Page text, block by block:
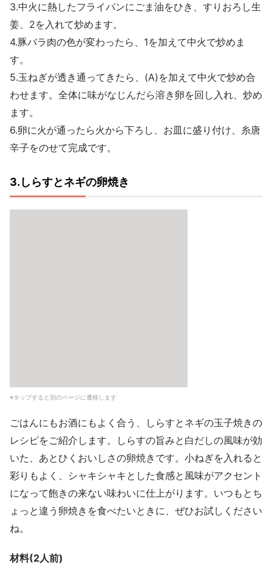
3.中火に熱したフライパンにごま油をひき、すりおろし生
姜、2を入れて炒めます。
4.豚バラ肉の色が変わったら、1を加えて中火で炒めま
す。
5.玉ねぎが透き通ってきたら、(A)を加えて中火で炒め合
わせます。全体に味がなじんだら溶き卵を回し入れ、炒め
ます。
6.卵に火が通ったら火から下ろし、お皿に盛り付け、糸唐
辛子をのせて完成です。
3.しらすとネギの卵焼き
※タップすると別のページに遷移します
ごはんにもお酒にもよく合う、しらすとネギの玉子焼きの
レシピをご紹介します。しらすの旨みと白だしの風味が効
いた、あとひくおいしさの卵焼きです。小ねぎを入れると
彩りもよく、シャキシャキとした食感と風味がアクセント
になって飽きの来ない味わいに仕上がります。いつもとち
ょっと違う卵焼きを食べたいときに、ぜひお試しください
ね。
材料(2人前)